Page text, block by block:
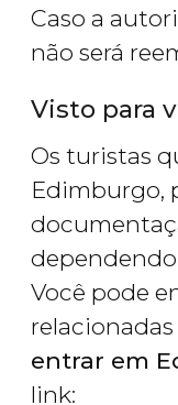
Caso a
não será
Visto para
Os turistas
Edimburgo,
Você pode
entrar em
link: